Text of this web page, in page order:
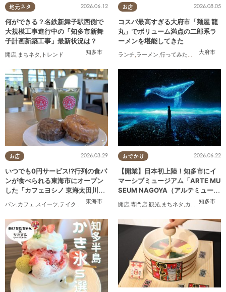
地元ネタ
知多市
2026.06.12
何ができる？名鉄新舞子駅西側で
大規模工事進行中の「知多市新舞
子計画新築工事」最新状況は？
開店, まちネタ , トレンド
お店
大府市
2026.08.05
コスパ最高すぎる大府市「麺屋 龍
丸」でボリューム満点の二郎系ラ
ーメンを堪能してきた
ランチ,ラーメン,行ってみたレポ ,おひとり
お店
東海市
2026.03.29
いつでも0円サービス!?行列の食パ
ンが食べられる東海市にオープン
した「カフェヨシノ 東海太田川
パン,カフェ,スイーツ,テイクアウト ,家族 カップル,おひとりさま,友人
おでかけ
知多市
2026.06.22
【開業】日本初上陸！知多市にイ
マーシブミュージアム「ARTE MU
SEUM NAGOYA（アルテミュージ
アムナゴヤ）」が2026年11月下旬
にオープン
開店,専門店,観光, まちネタ ,カップル ,友人